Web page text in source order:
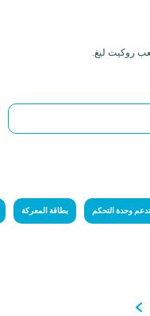
روكيت ليغ.
تدعم وحدة التحكم بطاقة المعركة